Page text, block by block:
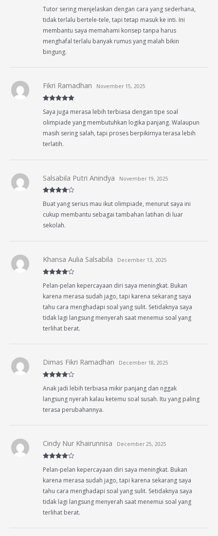
out of 5
Tutor sering menjelaskan dengan cara yang sederhana,
tidak terlalu bertele-tele, tapi tetap masuk ke inti. Ini
membantu saya memahami konsep tanpa harus
menghafal terlalu banyak rumus yang malah bikin
bingung.
of 5
Fikri Ramadhan November 15, 2025
Saya juga merasa lebih terbiasa dengan tipe soal
olimpiade yang membutuhkan logika panjang. Walaupun
masih sering salah, tapi proses berpikirnya terasa lebih
terlatih.
out of 5
Salsabila Putri Anindya November 19, 2025
Buat yang serius mau ikut olimpiade, menurut saya ini
cukup membantu sebagai tambahan latihan di luar
sekolah.
out of 5
Khansa Aulia Salsabila December 13, 2025
Pelan-pelan kepercayaan diri saya meningkat. Bukan
karena merasa sudah jago, tapi karena sekarang saya
tahu cara menghadapi soal yang sulit. Setidaknya saya
tidak lagi langsung menyerah saat menemui soal yang
terlihat berat.
out of 5
Dimas Fikri Ramadhan December 18, 2025
Anak jadi lebih terbiasa mikir panjang dan nggak
langsung nyerah kalau ketemu soal susah. Itu yang paling
terasa perubahannya.
out of 5
Cindy Nur Khairunnisa December 25, 2025
Pelan-pelan kepercayaan diri saya meningkat. Bukan
karena merasa sudah jago, tapi karena sekarang saya
tahu cara menghadapi soal yang sulit. Setidaknya saya
tidak lagi langsung menyerah saat menemui soal yang
terlihat berat.